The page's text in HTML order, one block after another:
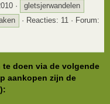
gletsjerwandelen
Reacties: 11
Forum:
doen via de volgende
aankopen zijn de